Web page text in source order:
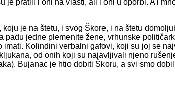
je na štetu, i svog Škore, i na štetu
jedne plemenite žene, vrhunske
Kolindini verbalni gafovi, koji su joj se
od onih koji su najavljivali njeno
Bujanac je htio dobiti Škoru, a svi smo